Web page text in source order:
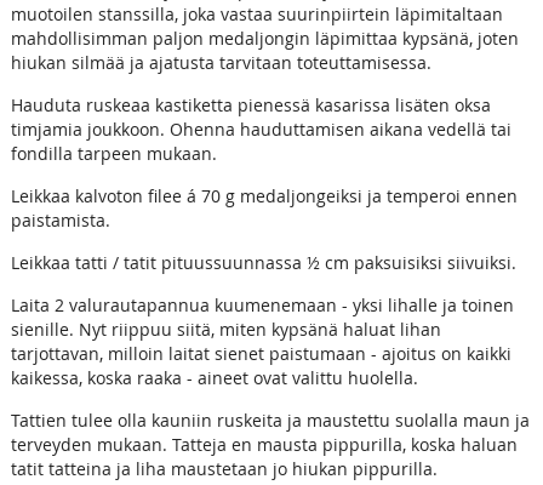
muotoilen stanssilla, joka vastaa suurinpiirtein läpimitaltaan
mahdollisimman paljon medaljongin läpimittaa kypsänä, joten
hiukan silmää ja ajatusta tarvitaan toteuttamisessa.
Hauduta ruskeaa kastiketta pienessä kasarissa lisäten oksa
timjamia joukkoon. Ohenna hauduttamisen aikana vedellä tai
fondilla tarpeen mukaan.
Leikkaa kalvoton filee á 70 g medaljongeiksi ja temperoi ennen
paistamista.
Leikkaa tatti / tatit pituussuunnassa ½ cm paksuisiksi siivuiksi.
Laita 2 valurautapannua kuumenemaan - yksi lihalle ja toinen
sienille. Nyt riippuu siitä, miten kypsänä haluat lihan
tarjottavan, milloin laitat sienet paistumaan - ajoitus on kaikki
kaikessa, koska raaka - aineet ovat valittu huolella.
Tattien tulee olla kauniin ruskeita ja maustettu suolalla maun ja
terveyden mukaan. Tatteja en mausta pippurilla, koska haluan
tatit tatteina ja liha maustetaan jo hiukan pippurilla.